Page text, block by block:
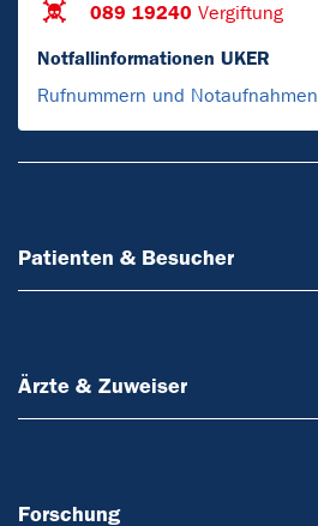
089 19240 Vergiftung
Notfallinformationen UKER
Rufnummern und Notaufnahmen
Patienten & Besucher
Ärzte & Zuweiser
Forschung